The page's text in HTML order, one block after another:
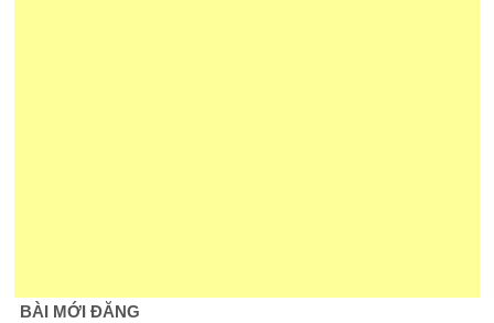
BÀI MỚI ĐĂNG